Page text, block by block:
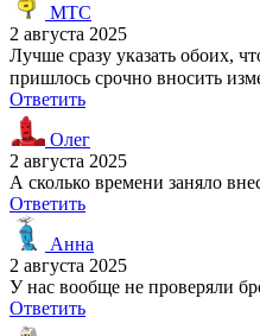
MTC
2 августа 2025
Лучше сразу указать обоих,
пришлось срочно вносить
Ответить
Олег
2 августа 2025
А сколько времени заняло
Ответить
Анна
2 августа 2025
У нас вообще не проверяли
Ответить